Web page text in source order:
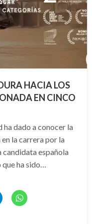
HACIA LOS
EN CINCO
ha dado a conocer la
la carrera por la
candidata española
que ha sido…